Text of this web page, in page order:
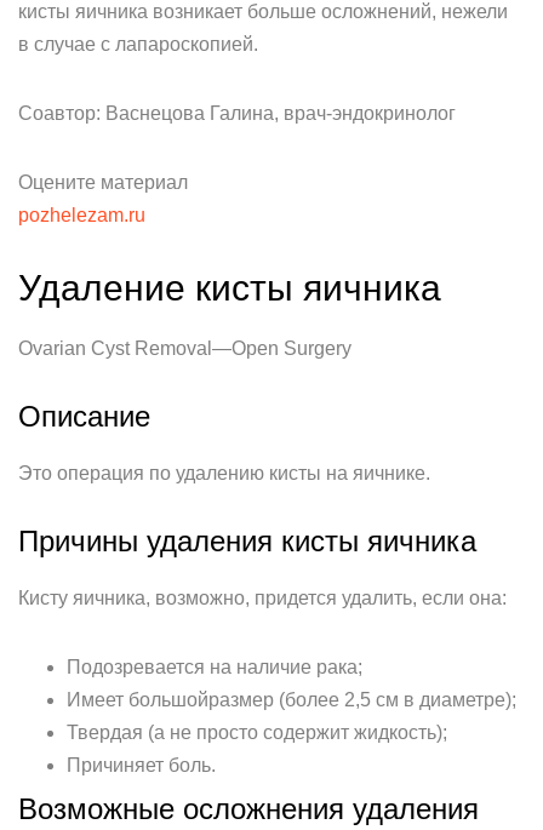
кисты яичника возникает больше осложнений, нежели
в случае с лапароскопией.
Соавтор: Васнецова Галина, врач-эндокринолог
Оцените материал
pozhelezam.ru
Удаление кисты яичника
Ovarian Cyst Removal—Open Surgery
Описание
Это операция по удалению кисты на яичнике.
Причины удаления кисты яичника
Кисту яичника, возможно, придется удалить, если она:
Подозревается на наличие рака;
Имеет большойразмер (более 2,5 см в диаметре);
Твердая (а не просто содержит жидкость);
Причиняет боль.
Возможные осложнения удаления